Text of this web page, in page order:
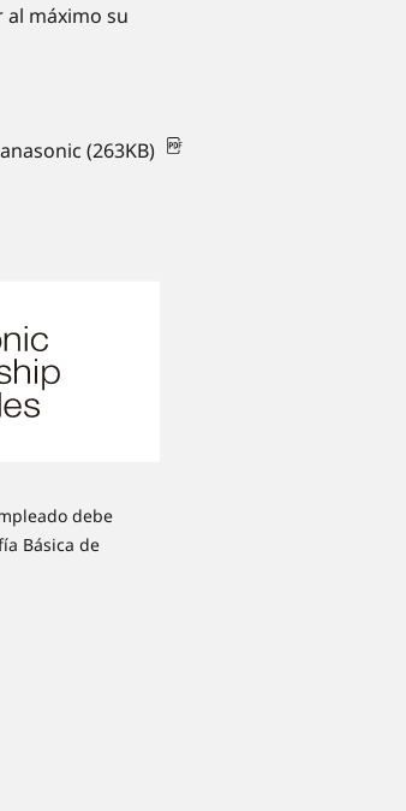
al máximo su
(263KB)
debe
Básica de